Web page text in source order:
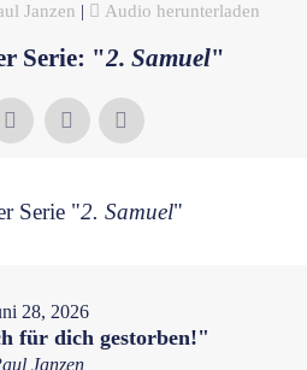
Janzen | Audio herunterladen
Serie: "2. Samuel"
Serie "2. Samuel"
28, 2026
für dich gestorben!"
Janzen